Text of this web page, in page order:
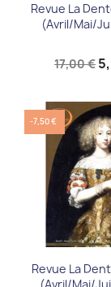
Revue La
(Avril/Mai/
17,00 €
Revue La
(Avril/Mai/
-7,50 €